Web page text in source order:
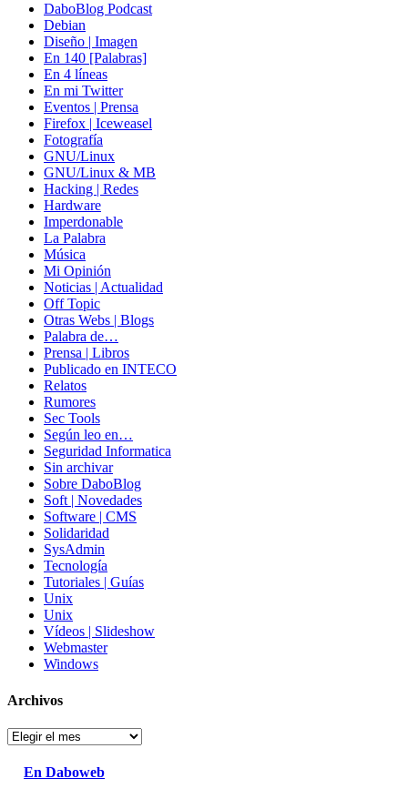
DaboBlog Podcast
Debian
Diseño | Imagen
En 140 [Palabras]
En 4 líneas
En mi Twitter
Eventos | Prensa
Firefox | Iceweasel
Fotografía
GNU/Linux
GNU/Linux & MB
Hacking | Redes
Hardware
Imperdonable
La Palabra
Música
Mi Opinión
Noticias | Actualidad
Off Topic
Otras Webs | Blogs
Palabra de…
Prensa | Libros
Publicado en INTECO
Relatos
Rumores
Sec Tools
Según leo en…
Seguridad Informatica
Sin archivar
Sobre DaboBlog
Soft | Novedades
Software | CMS
Solidaridad
SysAdmin
Tecnología
Tutoriales | Guías
Unix
Unix
Vídeos | Slideshow
Webmaster
Windows
Archivos
Archivos
En Daboweb